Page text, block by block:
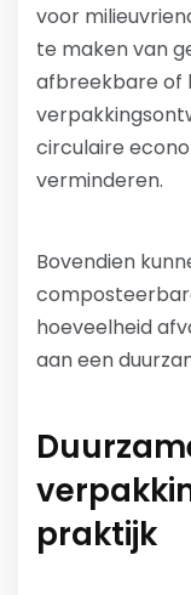
voor
te maken van
afbreekbare of
circulaire
verminderen.
Bovendien
hoeveelheid
aan een
praktijk